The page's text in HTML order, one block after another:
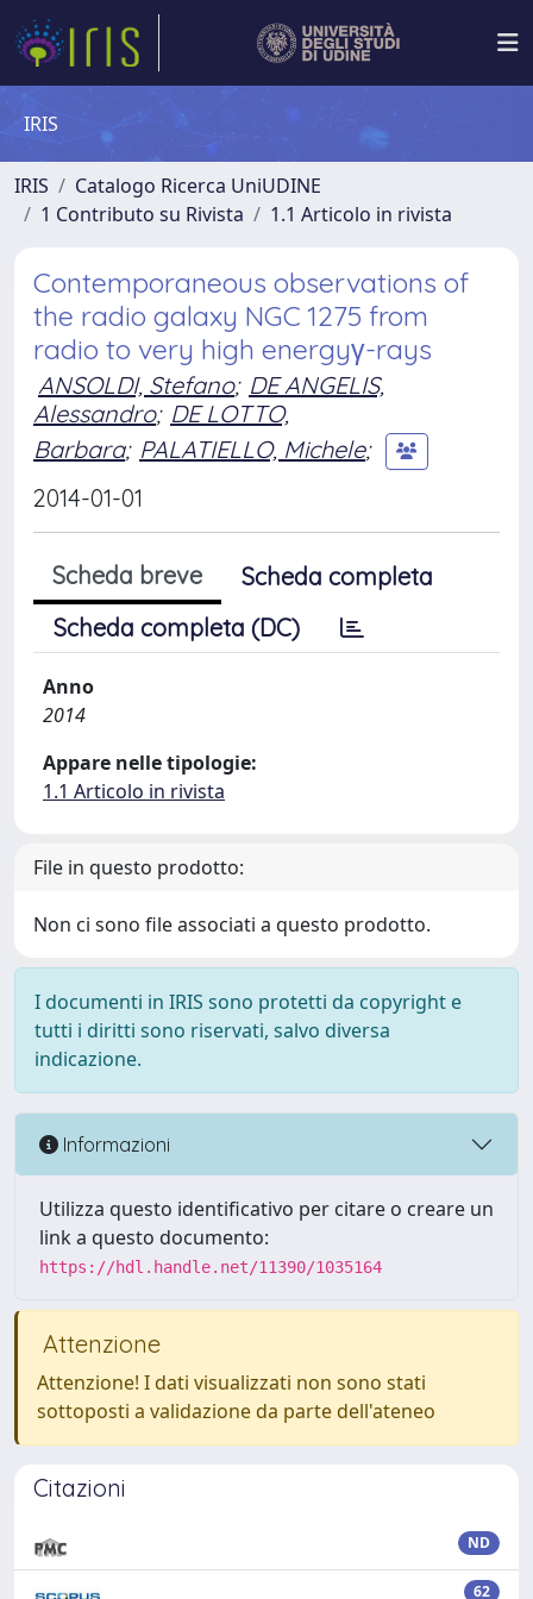
IRIS
IRIS
Catalogo Ricerca UniUDINE
1 Contributo su Rivista
1.1 Articolo in rivista
Contemporaneous observations of
the radio galaxy NGC 1275 from
radio to very high energyγ-rays
ANSOLDI, Stefano; DE ANGELIS,
Alessandro; DE LOTTO,
Barbara; PALATIELLO, Michele;
2014-01-01
Scheda breve
Scheda completa
Scheda completa (DC)
Anno
2014
Appare nelle tipologie:
1.1 Articolo in rivista
File in questo prodotto:
Non ci sono file associati a questo prodotto.
I documenti in IRIS sono protetti da copyright e
tutti i diritti sono riservati, salvo diversa
indicazione.
Informazioni
Utilizza questo identificativo per citare o creare un
link a questo documento:
https://hdl.handle.net/11390/1035164
Attenzione
Attenzione! I dati visualizzati non sono stati
sottoposti a validazione da parte dell'ateneo
Citazioni
ND
62